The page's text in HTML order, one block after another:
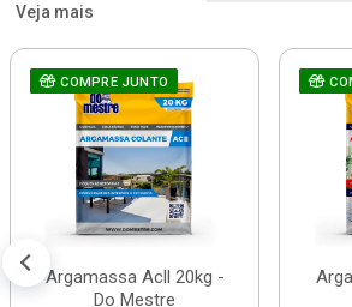
Veja mais
COMPRE JUNTO
Argamassa Acll 20kg -
Do Mestre